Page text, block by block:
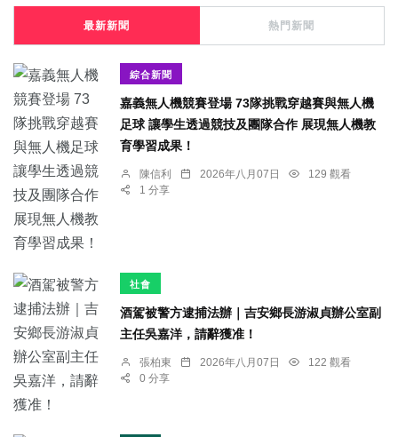
最新新聞 熱門新聞
綜合新聞
嘉義無人機競賽登場 73隊挑戰穿越賽與無人機
足球 讓學生透過競技及團隊合作 展現無人機教
育學習成果！
陳信利 2026年八月07日
129 觀看
1 分享
社會
酒駕被警方逮捕法辦｜吉安鄉長游淑貞辦公室副
主任吳嘉洋，請辭獲准！
張柏東 2026年八月07日
122 觀看
0 分享